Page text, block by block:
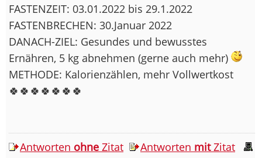
FASTENZEIT: 03.01.2022 bis 29.1.2022
FASTENBRECHEN: 30.Januar 2022
DANACH-ZIEL: Gesundes und bewusstes
Ernähren, 5 kg abnehmen (gerne auch mehr)
METHODE: Kalorienzählen, mehr Vollwertkost
🍀🍀🍀🍀🍀🍀🍀
Antworten ohne Zitat Antworten mitZitat